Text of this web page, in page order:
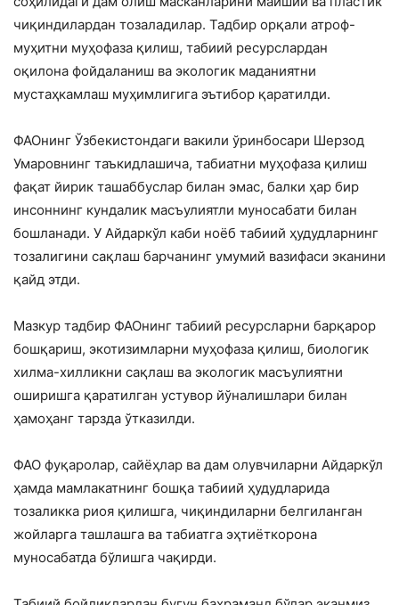
чиқиндилардан тозаладилар. Тадбир орқали атроф-
муҳитни муҳофаза қилиш, табиий ресурслардан
оқилона фойдаланиш ва экологик маданиятни
мустаҳкамлаш муҳимлигига эътибор қаратилди.
ФАОнинг Ўзбекистондаги вакили ўринбосари Шерзод
Умаровнинг таъкидлашича, табиатни муҳофаза қилиш
фақат йирик ташаббуслар билан эмас, балки ҳар бир
инсоннинг кундалик масъулиятли муносабати билан
бошланади. У Айдаркўл каби ноёб табиий ҳудудларнинг
тозалигини сақлаш барчанинг умумий вазифаси эканини
қайд этди.
Мазкур тадбир ФАОнинг табиий ресурсларни барқарор
бошқариш, экотизимларни муҳофаза қилиш, биологик
хилма-хилликни сақлаш ва экологик масъулиятни
оширишга қаратилган устувор йўналишлари билан
ҳамоҳанг тарзда ўтказилди.
ФАО фуқаролар, сайёҳлар ва дам олувчиларни Айдаркўл
ҳамда мамлакатнинг бошқа табиий ҳудудларида
тозаликка риоя қилишга, чиқиндиларни белгиланган
жойларга ташлашга ва табиатга эҳтиёткорона
муносабатда бўлишга чақирди.